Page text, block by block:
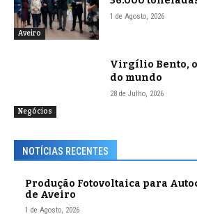
Aveiro
1 de Agosto, 2026
Negócios
Virgílio Bento, o
do mundo
28 de Julho, 2026
NOTÍCIAS RECENTES
Produção Fotovoltaica para
de Aveiro
1 de Agosto, 2026